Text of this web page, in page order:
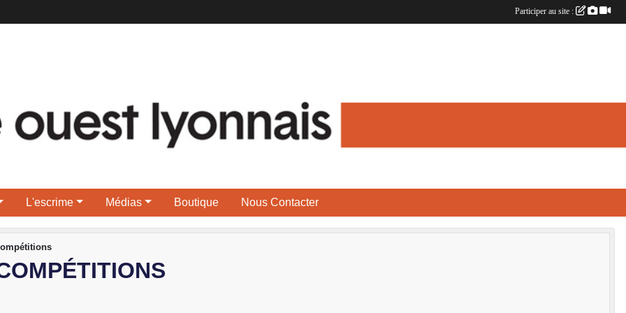
L'escrime Médias Boutique Nous Contacter
Participer au site :